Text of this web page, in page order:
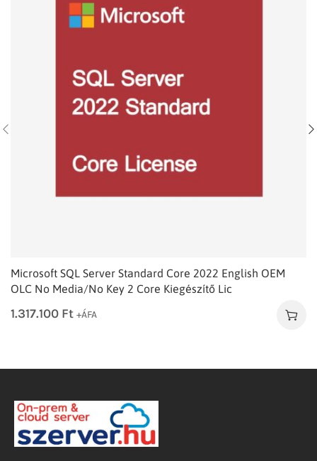
Microsoft SQL Server Standard Core 2022 English OEM
OLC No Media/No Key 2 Core Kiegészítő Lic
1.317.100 Ft +ÁFA